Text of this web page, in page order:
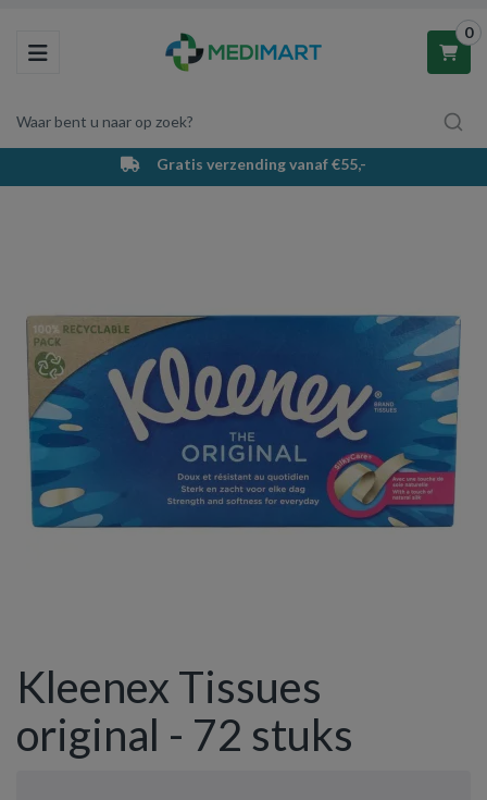
Toggle navigation
Waar bent u naar op zoek?
0
Winkelwagen
Gratis verzending vanaf €55,-
Kleenex Tissues
original - 72 stuks